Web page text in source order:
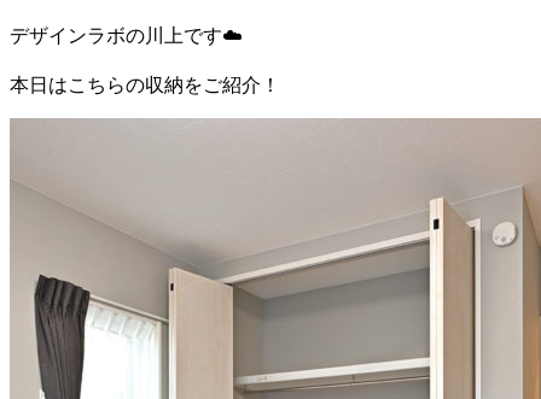
デザインラボの川上です☁️
本日はこちらの収納をご紹介！